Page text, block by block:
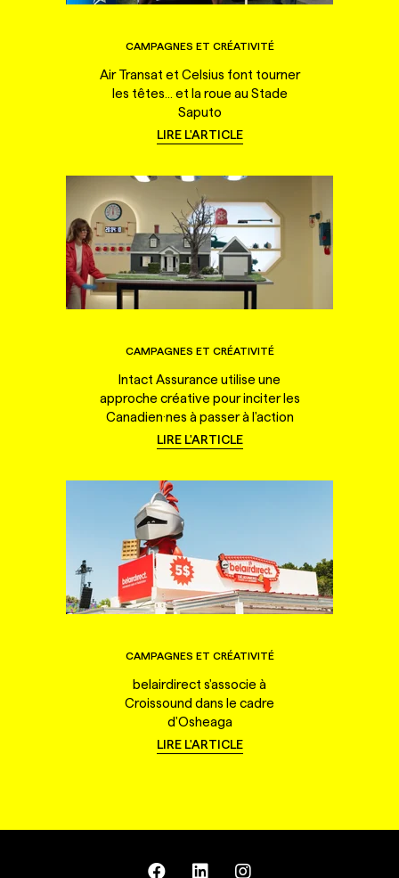
CAMPAGNES ET CRÉATIVITÉ
Air Transat et Celsius font tourner
les têtes... et la roue au Stade
Saputo
LIRE L'ARTICLE
CAMPAGNES ET CRÉATIVITÉ
Intact Assurance utilise une
approche créative pour inciter les
Canadien·nes à passer à l'action
LIRE L'ARTICLE
CAMPAGNES ET CRÉATIVITÉ
belairdirect s'associe à
Croissound dans le cadre
d'Osheaga
LIRE L'ARTICLE